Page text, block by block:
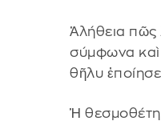
Ἀλήθεια πῶς
σύμφωνα καὶ
θῆλυ
Ἡ